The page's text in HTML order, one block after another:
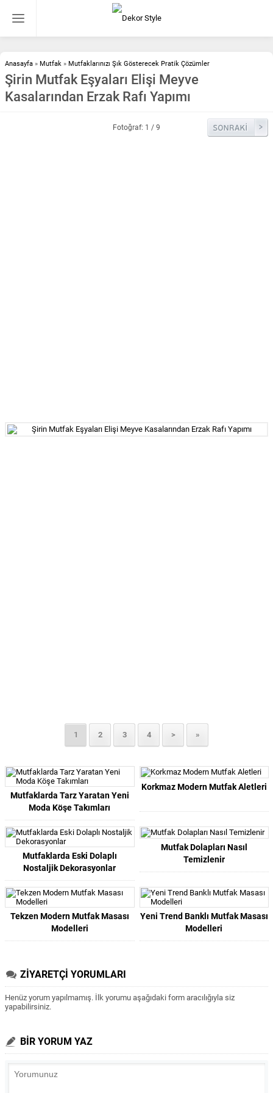
Anasayfa » Mutfak » Mutfaklarınızı Şık Gösterecek Pratik Çözümler
Şirin Mutfak Eşyaları Elişi Meyve
Kasalarından Erzak Rafı Yapımı
Fotoğraf: 1 / 9
1 2 3 4 > »
Mutfaklarda Tarz Yaratan Yeni
Moda Köşe Takımları
Korkmaz Modern Mutfak Aletleri
Mutfaklarda Eski Dolaplı
Nostaljik Dekorasyonlar
Mutfak Dolapları Nasıl
Temizlenir
Tekzen Modern Mutfak Masası
Modelleri
Yeni Trend Banklı Mutfak Masası
Modelleri
ZİYARETÇİ YORUMLARI
Henüz yorum yapılmamış. İlk yorumu aşağıdaki form aracılığıyla siz
yapabilirsiniz.
BİR YORUM YAZ